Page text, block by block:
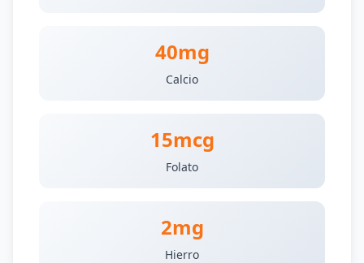
40mg
Calcio
15mcg
Folato
2mg
Hierro